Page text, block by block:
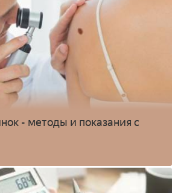
- методы и показания с